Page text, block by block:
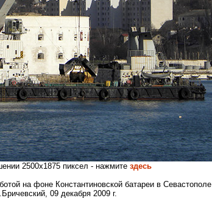
2500х1875 пиксел - нажмите здесь
на фоне Константиновской батареи в Севастополе
09 декабря 2009 г.